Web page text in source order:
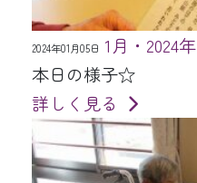
2024年01月05日 1月・2024年
本日の様子☆
詳しく見る